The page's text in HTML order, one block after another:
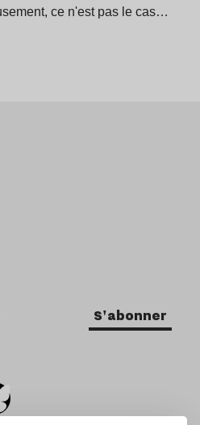
ce n'est pas le cas…
S'abonner